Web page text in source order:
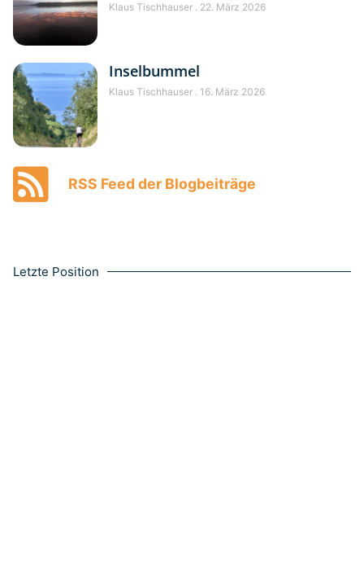
Klaus Tischhauser 22. März 2026
Inselbummel
Klaus Tischhauser 16. März 2026
RSS Feed der Blogbeiträge
Letzte Position